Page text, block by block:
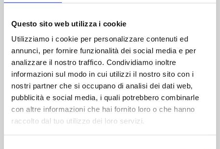
Questo sito web utilizza i cookie
Utilizziamo i cookie per personalizzare contenuti ed
annunci, per fornire funzionalità dei social media e per
analizzare il nostro traffico. Condividiamo inoltre
informazioni sul modo in cui utilizzi il nostro sito con i
nostri partner che si occupano di analisi dei dati web,
pubblicità e social media, i quali potrebbero combinarle
con altre informazioni che hai fornito loro o che hanno
raccolto dal tuo utilizzo dei loro servizi.
111 0 Read more
Taverna del Fornaio – Associazione l’Agresto
112 0 Read more
Prev page